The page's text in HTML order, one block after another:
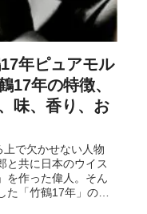
年ピュアモル
17年の特徴、
味、香り、お
で欠かせない人物
と共に日本のウイス
を作った偉人。そん
た「竹鶴17年」の
にも迫っていきま